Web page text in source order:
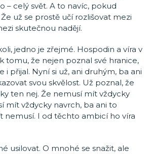
– celý svět. A to navíc, pokud
už se prostě učí rozlišovat mezi
skutečnou nadějí.
jedno je zřejmé. Hospodin a víra v
tomu, že nejen poznal své hranice,
i přijal. Nyní si už, ani druhým, ba ani
svou skvělost. Už poznal, že
ten nej. Že nemusí mít vždycky
mít vždycky navrch, ba ani to
nemusí. I od těchto ambicí ho víra
usilovat. O mnohé se snažit, ale